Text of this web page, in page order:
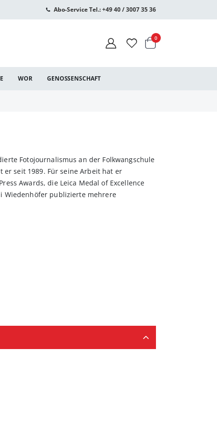
Abo-Service Tel.: +49 40 / 3007 35 36
Warenkorb
0Artikel
WOR GENOSSENSCHAFT
Fotojournalismus an der Folkwangschule
er seit 1989. Für seine Arbeit hat er
Awards, die Leica Medal of Excellence
Wiedenhöfer publizierte mehrere